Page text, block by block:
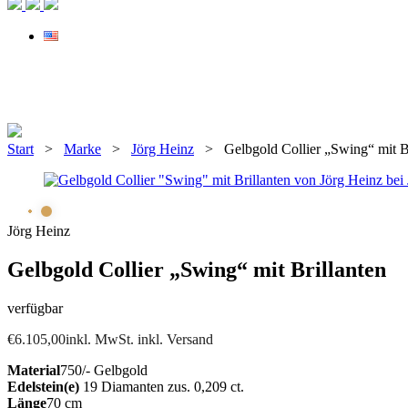
Start > Marke > Jörg Heinz > Gelbgold Collier „Swing“ mit
Jörg Heinz
Gelbgold Collier „Swing“ mit Brillanten
verfügbar
€6.105,00inkl. MwSt. inkl. Versand
Material750/- Gelbgold
Edelstein(e) 19 Diamanten zus. 0,209 ct.
Länge70 cm